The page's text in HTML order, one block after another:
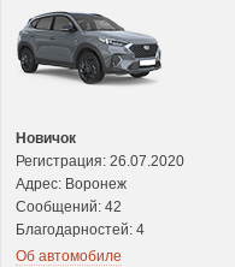
Новичок
Регистрация: 26.07.2020
Адрес: Воронеж
Сообщений: 42
Благодарностей: 4
Об автомобиле